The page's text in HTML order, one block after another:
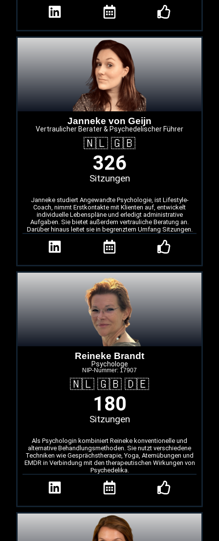
Janneke von Geijn
Vertraulicher Berater & Psychedelischer Führer
🇳🇱 🇬🇧
Sitzungen
326
Janneke studiert Angewandte Psychologie, ist Lifestyle-
Coach, nimmt Erstkontakte mit Klienten auf, entwickelt
individuelle Lebenspläne und erledigt administrative
Aufgaben. Sie bietet außerdem vertrauliche Beratung an.
Darüber hinaus leitet sie in begrenztem Umfang Sitzungen.
Reineke Brandt
Psychologe
NIP-Nummer: 17907
🇳🇱 🇬🇧 🇩🇪
Sitzungen
180
Als Psychologin kombiniert Reineke konventionelle und
alternative Behandlungsmethoden. Sie nutzt verschiedene
Techniken wie Gesprächstherapie, Yoga, Atemübungen und
EMDR in Verbindung mit den therapeutischen Wirkungen von
Psychedelika.